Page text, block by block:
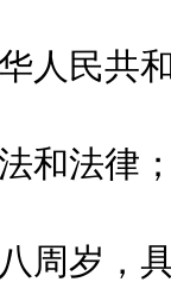
民共
和法律
岁，具